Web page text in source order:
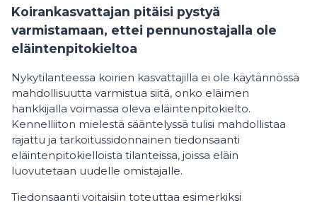
Koirankasvattajan pitäisi pystyä
varmistamaan, ettei pennunostajalla ole
eläintenpitokieltoa
Nykytilanteessa koirien kasvattajilla ei ole käytännössä
mahdollisuutta varmistua siitä, onko eläimen
hankkijalla voimassa oleva eläintenpitokielto.
Kennelliiton mielestä sääntelyssä tulisi mahdollistaa
rajattu ja tarkoitussidonnainen tiedonsaanti
eläintenpitokielloista tilanteissa, joissa eläin
luovutetaan uudelle omistajalle.
Tiedonsaanti voitaisiin toteuttaa esimerkiksi